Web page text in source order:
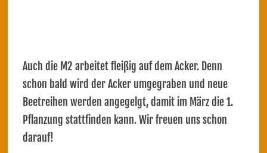
Auch die M2 arbeitet fleißig auf dem Acker. Denn
schon bald wird der Acker umgegraben und neue
Beetreihen werden angegelgt, damit im März die 1.
Pflanzung stattfinden kann. Wir freuen uns schon
darauf!